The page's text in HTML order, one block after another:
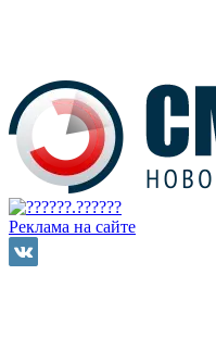
Реклама на сайте